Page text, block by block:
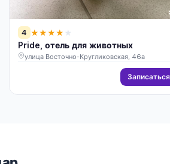
4 ★★★★ ★
Pride, отель для животных
улица Восточно-Кругликовская, 46а
Записаться